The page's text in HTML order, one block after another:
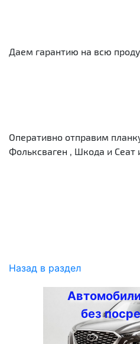
Даем гарантию на всю
Оперативно отправим
Фольксваген , Шкода и Сеат
Назад в раздел
без